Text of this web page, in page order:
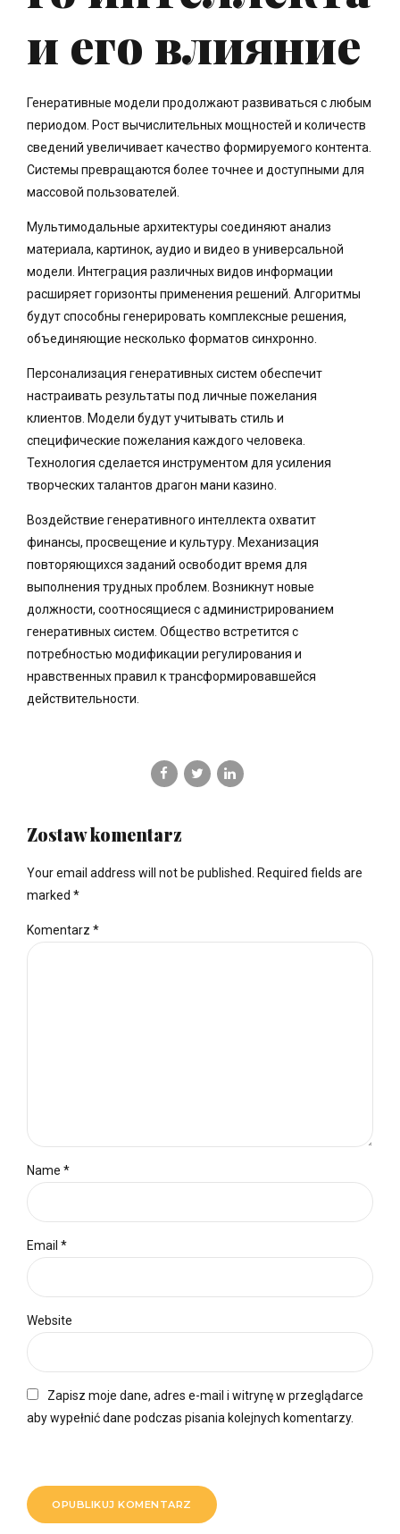
и его влияние
Генеративные модели продолжают развиваться с любым
периодом. Рост вычислительных мощностей и количеств
сведений увеличивает качество формируемого контента.
Системы превращаются более точнее и доступными для
массовой пользователей.
Мультимодальные архитектуры соединяют анализ
материала, картинок, аудио и видео в универсальной
модели. Интеграция различных видов информации
расширяет горизонты применения решений. Алгоритмы
будут способны генерировать комплексные решения,
объединяющие несколько форматов синхронно.
Персонализация генеративных систем обеспечит
настраивать результаты под личные пожелания
клиентов. Модели будут учитывать стиль и
специфические пожелания каждого человека.
Технология сделается инструментом для усиления
творческих талантов драгон мани казино.
Воздействие генеративного интеллекта охватит
финансы, просвещение и культуру. Механизация
повторяющихся заданий освободит время для
выполнения трудных проблем. Возникнут новые
должности, соотносящиеся с администрированием
генеративных систем. Общество встретится с
потребностью модификации регулирования и
нравственных правил к трансформировавшейся
действительности.
Zostaw komentarz
Your email address will not be published. Required fields are
marked *
Komentarz *
Name *
Email *
Website
Zapisz moje dane, adres e-mail i witrynę w przeglądarce
aby wypełnić dane podczas pisania kolejnych komentarzy.
OPUBLIKUJ KOMENTARZ